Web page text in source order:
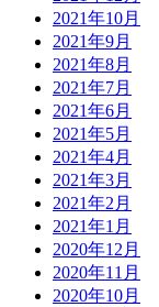
2021年10月
2021年9月
2021年8月
2021年7月
2021年6月
2021年5月
2021年4月
2021年3月
2021年2月
2021年1月
2020年12月
2020年11月
2020年10月